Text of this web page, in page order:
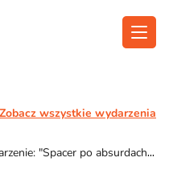
Zobacz wszystkie wydarzenia
"Spacer po absurdach